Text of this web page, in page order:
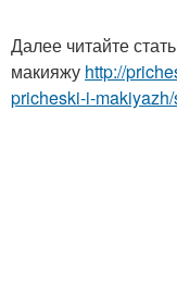
Далее читайте
макияжу http://
pricheski-i-makiyazh/